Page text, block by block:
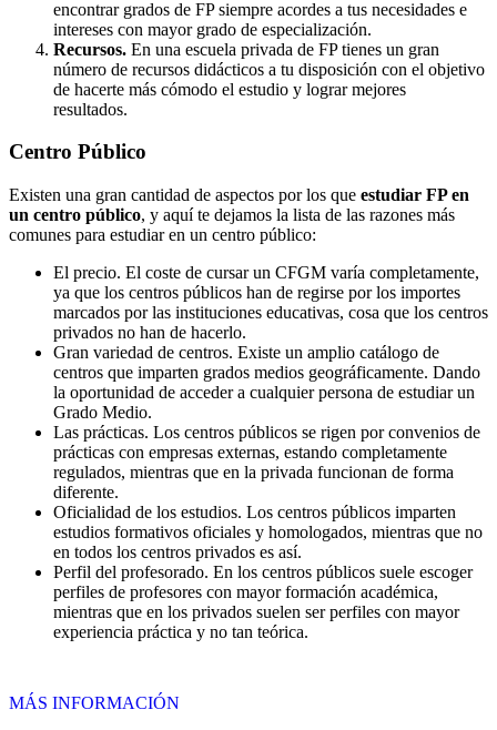
encontrar grados de FP siempre acordes a tus necesidades e
intereses con mayor grado de especialización.
Recursos. En una escuela privada de FP tienes un gran
número de recursos didácticos a tu disposición con el objetivo
de hacerte más cómodo el estudio y lograr mejores
resultados.
Centro Público
Existen una gran cantidad de aspectos por los que estudiar FP en
un centro público, y aquí te dejamos la lista de las razones más
comunes para estudiar en un centro público:
El precio. El coste de cursar un CFGM varía completamente,
ya que los centros públicos han de regirse por los importes
marcados por las instituciones educativas, cosa que los centros
privados no han de hacerlo.
Gran variedad de centros. Existe un amplio catálogo de
centros que imparten grados medios geográficamente. Dando
la oportunidad de acceder a cualquier persona de estudiar un
Grado Medio.
Las prácticas. Los centros públicos se rigen por convenios de
prácticas con empresas externas, estando completamente
regulados, mientras que en la privada funcionan de forma
diferente.
Oficialidad de los estudios. Los centros públicos imparten
estudios formativos oficiales y homologados, mientras que no
en todos los centros privados es así.
Perfil del profesorado. En los centros públicos suele escoger
perfiles de profesores con mayor formación académica,
mientras que en los privados suelen ser perfiles con mayor
experiencia práctica y no tan teórica.
MÁS INFORMACIÓN